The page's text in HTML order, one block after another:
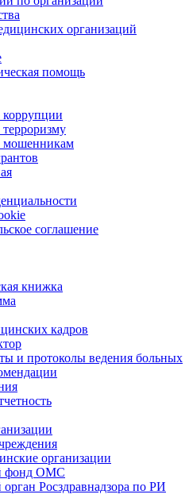
организаций
помощь
коррупции
мошенникам
соглашение
книжка
кадров
и протоколы ведения больных
организации
фонд ОМС
Росздравнадзора по РИ